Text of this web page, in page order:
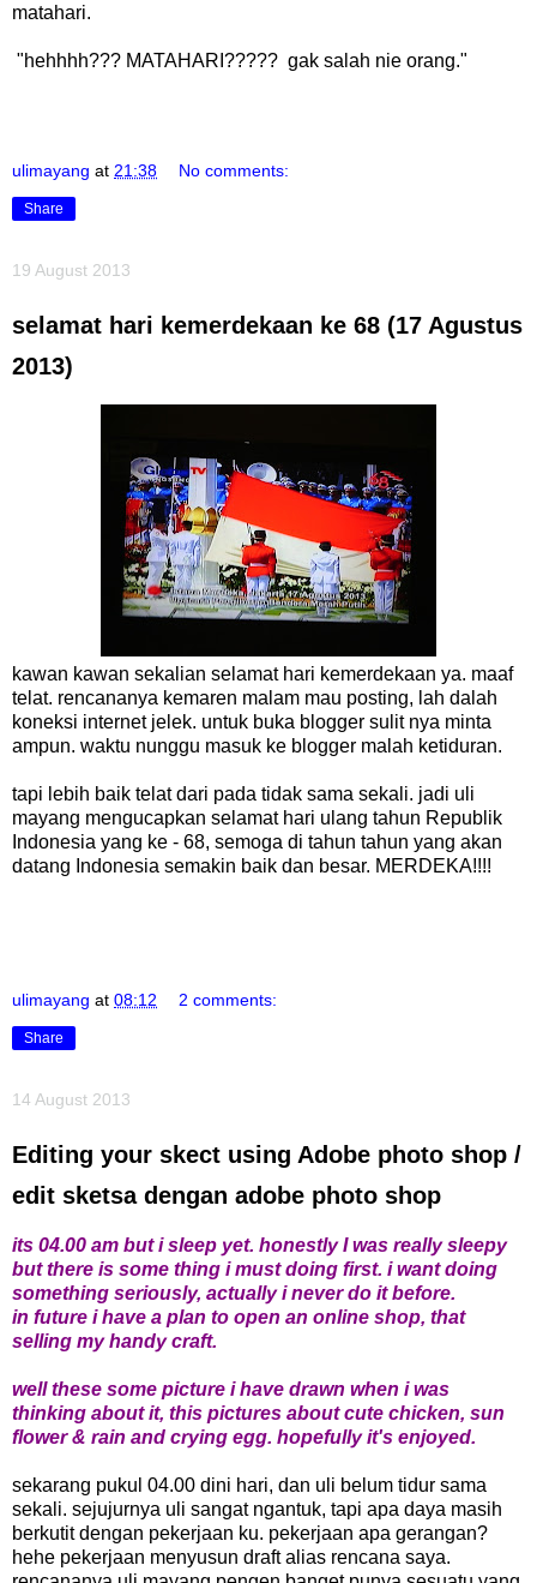
matahari.
"hehhhh??? MATAHARI????? gak salah nie orang."
ulimayang at 21:38 No comments:
Share
19 August 2013
selamat hari kemerdekaan ke 68 (17 Agustus
2013)
kawan kawan sekalian selamat hari kemerdekaan ya. maaf
telat. rencananya kemaren malam mau posting, lah dalah
koneksi internet jelek. untuk buka blogger sulit nya minta
ampun. waktu nunggu masuk ke blogger malah ketiduran.
tapi lebih baik telat dari pada tidak sama sekali. jadi uli
mayang mengucapkan selamat hari ulang tahun Republik
Indonesia yang ke - 68, semoga di tahun tahun yang akan
datang Indonesia semakin baik dan besar. MERDEKA!!!!
ulimayang at 08:12 2 comments:
Share
14 August 2013
Editing your skect using Adobe photo shop /
edit sketsa dengan adobe photo shop
its 04.00 am but i sleep yet. honestly I was really sleepy
but there is some thing i must doing first. i want doing
something seriously, actually i never do it before.
in future i have a plan to open an online shop, that
selling my handy craft.
well these some picture i have drawn when i was
thinking about it, this pictures about cute chicken, sun
flower & rain and crying egg. hopefully it's enjoyed.
sekarang pukul 04.00 dini hari, dan uli belum tidur sama
sekali. sejujurnya uli sangat ngantuk, tapi apa daya masih
berkutit dengan pekerjaan ku. pekerjaan apa gerangan?
hehe pekerjaan menyusun draft alias rencana saya.